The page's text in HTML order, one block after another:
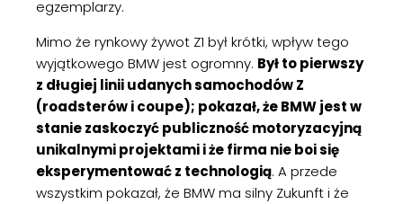
egzemplarzy.
Mimo że rynkowy żywot Z1 był krótki, wpływ tego
wyjątkowego BMW jest ogromny. Był to pierwszy
z długiej linii udanych samochodów Z
(roadsterów i coupe); pokazał, że BMW jest w
stanie zaskoczyć publiczność motoryzacyjną
unikalnymi projektami i że firma nie boi się
eksperymentować z technologią. A przede
wszystkim pokazał, że BMW ma silny Zukunft i że